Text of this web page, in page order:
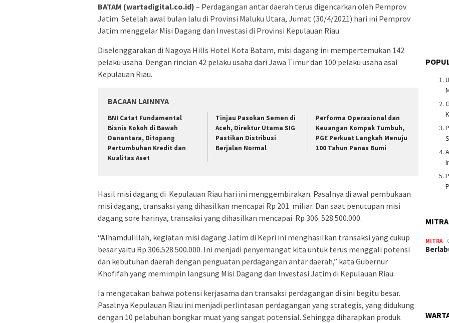
BATAM (wartadigital.co.id) – Perdagangan antar daerah terus digencarkan oleh Pemprov
Jatim. Setelah awal bulan lalu di Provinsi Maluku Utara, Jumat (30/4/2021) hari ini Pemprov
Jatim menggelar Misi Dagang dan Investasi di Provinsi Kepulauan Riau.
Diselenggarakan di Nagoya Hills Hotel Kota Batam, misi dagang ini mempertemukan 142
pelaku usaha. Dengan rincian 42 pelaku usaha dari Jawa Timur dan 100 pelaku usaha asal
Kepulauan Riau.
BACAAN LAINNYA
BNI Catat Fundamental
Bisnis Kokoh di Bawah
Danantara, Ditopang
Pertumbuhan Kredit dan
Kualitas Aset
Tinjau Pasokan Semen di
Aceh, Direktur Utama SIG
Pastikan Distribusi
Berjalan Normal
Performa Operasional dan
Keuangan Kompak Tumbuh,
PGE Perkuat Langkah Menuju
100 Tahun Panas Bumi
Hasil misi dagang di Kepulauan Riau hari ini menggembirakan. Pasalnya di awal pembukaan
misi dagang, transaksi yang dihasilkan mencapai Rp 201 miliar. Dan saat penutupan misi
dagang sore harinya, transaksi yang dihasilkan mencapai Rp 306. 528.500.000.
“Alhamdulillah, kegiatan misi dagang Jatim di Kepri ini menghasilkan transaksi yang cukup
besar yaitu Rp 306.528.500.000. Ini menjadi penyemangat kita untuk terus menggali potensi
dan kebutuhan daerah dengan penguatan perdagangan antar daerah,” kata Gubernur
Khofifah yang memimpin langsung Misi Dagang dan Investasi Jatim di Kepulauan Riau.
Ia mengatakan bahwa potensi kerjasama dan transaksi perdagangan di sini begitu besar.
Pasalnya Kepulauan Riau ini menjadi perlintasan perdagangan yang strategis, yang didukung
dengan 10 pelabuhan bongkar muat yang sangat potensial. Sehingga diharapkan produk
MITRA
MITRA